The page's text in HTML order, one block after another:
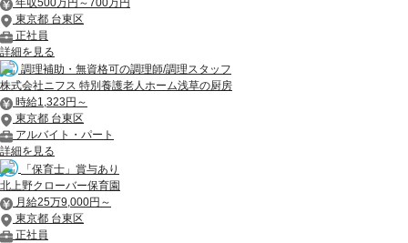
東京都 台東区
正社員
詳細を見る
調理補助・無資格可の調理師/調理スタッフ
株式会社ニフス 特別養護老人ホーム浅草の厨房
時給1,323円～
東京都 台東区
アルバイト・パート
詳細を見る
「保育士」賞与あり
北上野クローバー保育園
月給25万9,000円～
東京都 台東区
正社員